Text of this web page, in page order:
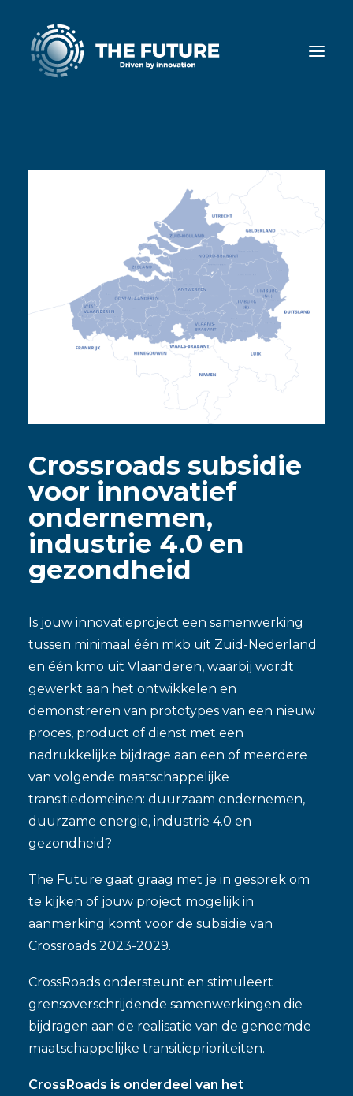
Diensten
Cases
Nieuws
Ons team
Werken bij
Contact
ENGLISH
Crossroads subsidie
voor innovatief
ondernemen,
industrie 4.0 en
gezondheid
Is jouw innovatieproject een samenwerking
tussen minimaal één mkb uit Zuid-Nederland
en één kmo uit Vlaanderen, waarbij wordt
gewerkt aan het ontwikkelen en
demonstreren van prototypes van een nieuw
proces, product of dienst met een
nadrukkelijke bijdrage aan een of meerdere
van volgende maatschappelijke
transitiedomeinen: duurzaam ondernemen,
duurzame energie, industrie 4.0 en
gezondheid?
The Future gaat graag met je in gesprek om
te kijken of jouw project mogelijk in
aanmerking komt voor de subsidie van
Crossroads 2023-2029.
CrossRoads ondersteunt en stimuleert
grensoverschrijdende samenwerkingen die
bijdragen aan de realisatie van de genoemde
maatschappelijke transitieprioriteiten.
CrossRoads is onderdeel van het